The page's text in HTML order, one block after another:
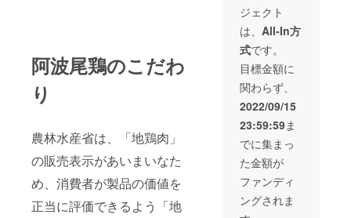
阿波尾鶏のこだわ
り
農林水産省は、「地鶏肉」
の販売表示があいまいなた
め、消費者が製品の価値を
正当に評価できるよう「地
（加工
デンプ
ン、増
類）、
香料、
ビタミ
ンB₁、
（一部
に大
豆・小
麦を含
む）
【栄養
成分表
示】
100gあ
示】
鶏肉 ◆
名：阿
波尾鶏
ねぎま
串 【原
材料
もも肉
（徳島
県
産）、
ねぎ
（国内
産）
【アレ
ルギー
表
示】
鶏肉 ◆
商品
名：阿
波尾鶏
もも正
肉 【原
材料
名】鶏
もも肉
（徳島
県産）
【アレ
もも切
り身
【原材
料名】
鶏もも
肉（徳
島県
産）
【アレ
ルギー
表
示】
鶏肉 ◆
商品
名：阿
波尾鶏
ジェクト
は、 All-In方
式です。
目標金額に
関わらず、
2022/09/15
23:59:59ま
でに集まっ
た金額が
ファンディ
ングされま